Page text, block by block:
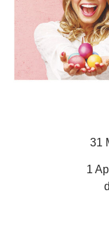
31
1